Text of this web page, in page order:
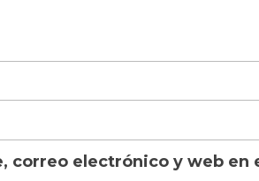
correo electrónico y web